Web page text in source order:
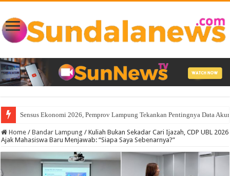
Atasi Kelangkaan Air Bersih, Babinsa Peltu Satya Ranner Anggara
Home / Bandar Lampung / Kuliah Bukan Sekadar Cari Ijazah, CDP UBL 2026
Ajak Mahasiswa Baru Menjawab: “Siapa Saya Sebenarnya?”